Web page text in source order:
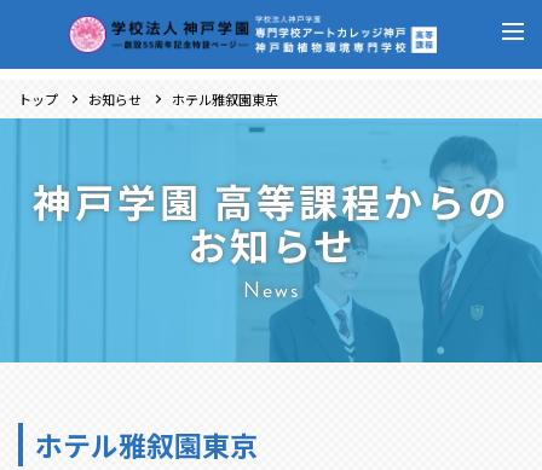
トップ お知らせ ホテル雅叙園東京
神戸学園 高等課程からの
お知らせ
News
ホテル雅叙園東京